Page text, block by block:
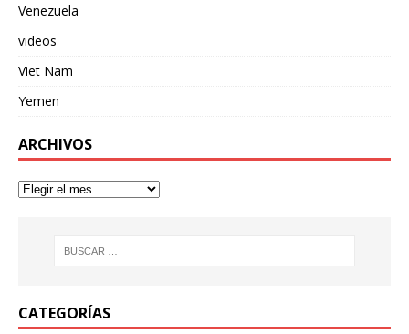
Venezuela
videos
Viet Nam
Yemen
ARCHIVOS
CATEGORÍAS